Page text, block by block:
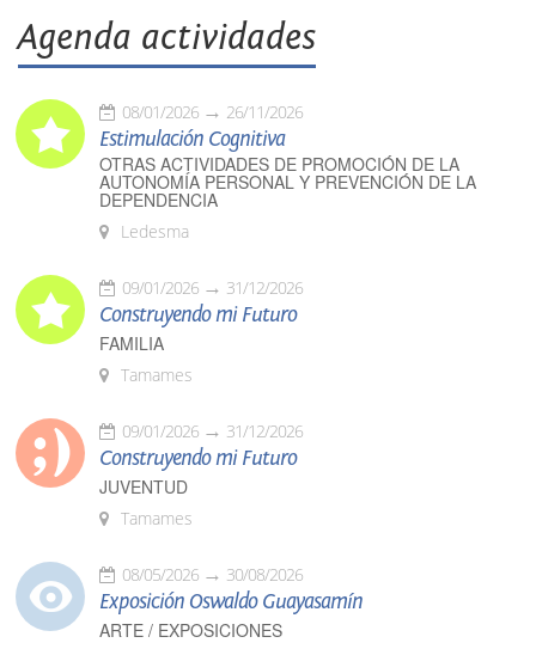
Agenda actividades
08/01/2026 26/11/2026
Estimulación Cognitiva
OTRAS ACTIVIDADES DE PROMOCIÓN DE LA
AUTONOMÍA PERSONAL Y PREVENCIÓN DE LA
DEPENDENCIA
Ledesma
09/01/2026 31/12/2026
Construyendo mi Futuro
FAMILIA
Tamames
09/01/2026 31/12/2026
Construyendo mi Futuro
JUVENTUD
Tamames
08/05/2026 30/08/2026
Exposición Oswaldo Guayasamín
ARTE / EXPOSICIONES